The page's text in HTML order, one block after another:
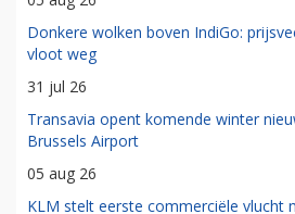
Donkere wolken boven IndiGo:
vloot weg
31 jul 26
Transavia opent komende winter
Brussels Airport
05 aug 26
KLM stelt eerste commerciële vlucht